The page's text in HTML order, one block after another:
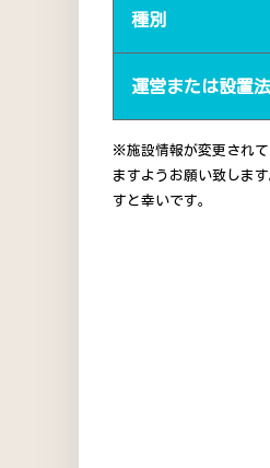
種別
運営または設置
※施設情報が変更されて
ますようお願い致しま
すと幸いです。